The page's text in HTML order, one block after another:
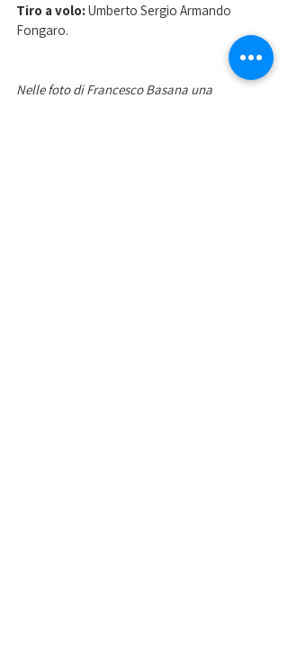
Tiro a volo: Umberto Sergio Armando
Fongaro.
Nelle foto di Francesco Basana una